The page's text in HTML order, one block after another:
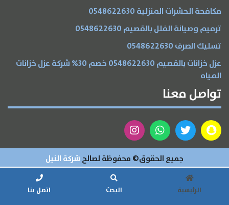
مكافحة الحشرات المنزلية 0548622630
ترميم وصيانة الفلل بالقصيم 0548622630
تسليك الصرف 0548622630
عزل خزانات بالقصيم 0548622630 خصم 30% شركة عزل خزانات
المياه
تواصل معنا
جميع الحقوق© محفوظة لصالح شركة النيل
الرئيسية البحث اتصل بنا